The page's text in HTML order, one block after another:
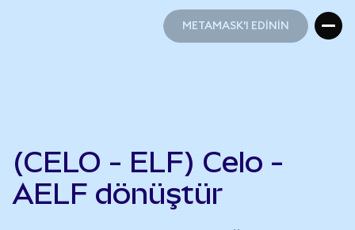
METAMASK'I EDİNİN
(CELO - ELF) Celo -
AELF dönüştür